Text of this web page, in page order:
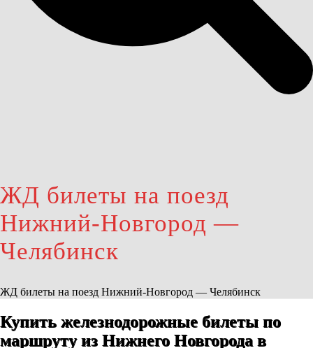
ЖД билеты на поезд
Нижний-Новгород —
Челябинск
ЖД билеты на поезд Нижний-Новгород — Челябинск
Купить железнодорожные билеты по
маршруту из Нижнего Новгорода в